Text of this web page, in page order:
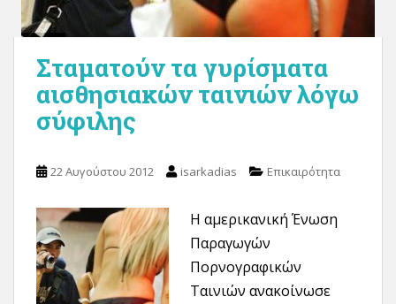
Σταματούν τα γυρίσματα
αισθησιακών ταινιών λόγω
σύφιλης
22 Αυγούστου 2012 isarkadias Επικαιρότητα
Η αμερικανική Ένωση
Παραγωγών
Πορνογραφικών
Ταινιών ανακοίνωσε